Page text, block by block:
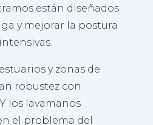
están diseñados
y mejorar la postura
y zonas de
robustez con
los lavamanos
el problema del